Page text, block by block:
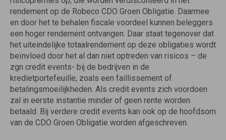
rendement op de Robeco CDO Groen Obligatie. Daarmee
en door het te behalen fiscale voordeel kunnen beleggers
een hoger rendement ontvangen. Daar staat tegenover dat
het uiteindelijke totaalrendement op deze obligaties wordt
beïnvloed door het al dan niet optreden van risicos – de
zgn credit events- bij de bedrijven in de
kredietportefeuille, zoals een faillissement of
betalingsmoeilijkheden. Als credit events zich voordoen
zal in eerste instantie minder of geen rente worden
betaald. Bij verdere credit events kan ook op de hoofdsom
van de CDO Groen Obligatie worden afgeschreven.